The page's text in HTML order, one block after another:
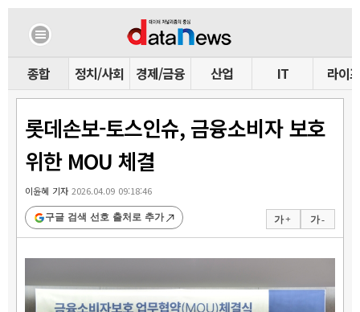
종합 정치/사회 경제/금융 산업 IT 라이프
롯데손보-토스인슈, 금융소비자 보호
위한 MOU 체결
이윤혜 기자2026.04.09 09:18:46
가 + 가 -
구글 검색 선호 출처로 추가